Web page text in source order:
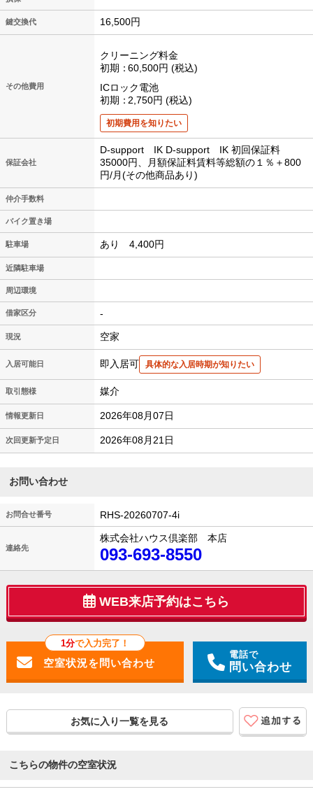
鍵交換代 16,500円
その他費用
クリーニング料金
初期
60,500円
税込
ICロック電池
初期
2,750円 税込
初期費用を知りたい
保証会社
D-support IK D-support IK 初回保証料
35000円、月額保証料賃料等総額の１％＋800
円/月(その他商品あり)
仲介手数料
バイク置き場
駐車場 あり 4,400円
近隣駐車場
周辺環境
借家区分 -
現況 空家
入居可能日 即入居可 具体的な入居時期が知りたい
取引態様 媒介
情報更新日 2026年08月07日
次回更新予定日 2026年08月21日
お問い合わせ
お問合せ番号 RHS-20260707-4i
連絡先
株式会社ハウス倶楽部 本店
093-693-8550
WEB来店予約はこちら
1分で入力完了！
電話で
問い合わせ
お気に入り一覧を見る
こちらの物件の空室状況